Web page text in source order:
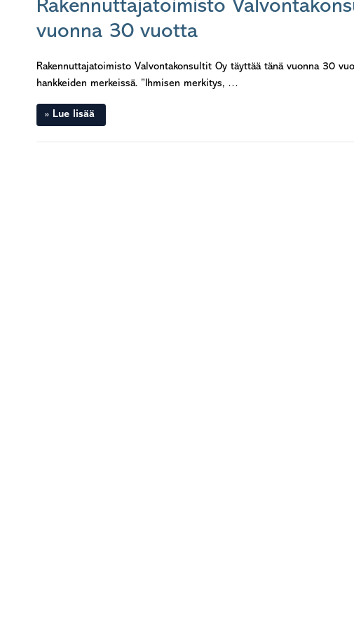
Rakennuttajatoimisto
vuonna 30 vuotta
Rakennuttajatoimisto Valvontakonsultit Oy täyttää tänä vuonna 30
hankkeiden merkeissä. ”Ihmisen merkitys, …
Lue lisää